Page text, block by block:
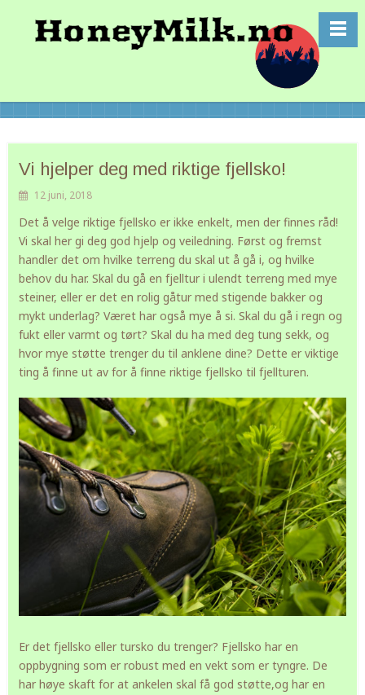
Vi hjelper deg med riktige fjellsko!
12 juni, 2018
Det å velge riktige fjellsko er ikke enkelt, men der finnes råd!
Vi skal her gi deg god hjelp og veiledning. Først og fremst
handler det om hvilke terreng du skal ut å gå i, og hvilke
behov du har. Skal du gå en fjelltur i ulendt terreng med mye
steiner, eller er det en rolig gåtur med stigende bakker og
mykt underlag? Været har også mye å si. Skal du gå i regn og
fukt eller varmt og tørt? Skal du ha med deg tung sekk, og
hvor mye støtte trenger du til anklene dine? Dette er viktige
ting å finne ut av for å finne riktige fjellsko til fjellturen.
Er det fjellsko eller tursko du trenger? Fjellsko har en
oppbygning som er robust med en vekt som er tyngre. De
har høye skaft for at ankelen skal få god støtte,og har en